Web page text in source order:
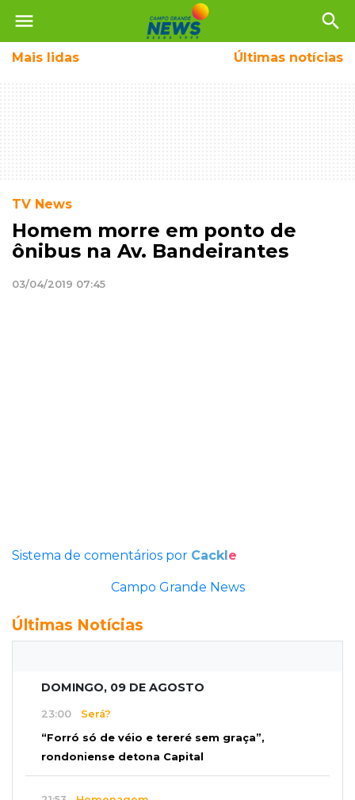
menu search
Mais lidas Últimas notícias
TV News
Homem morre em ponto de
ônibus na Av. Bandeirantes
03/04/2019 07:45
Sistema de comentários por Cackle
Campo Grande News
Últimas Notícias
DOMINGO, 09 DE AGOSTO
23:00 Será?
“Forró só de véio e tereré sem graça”,
rondoniense detona Capital